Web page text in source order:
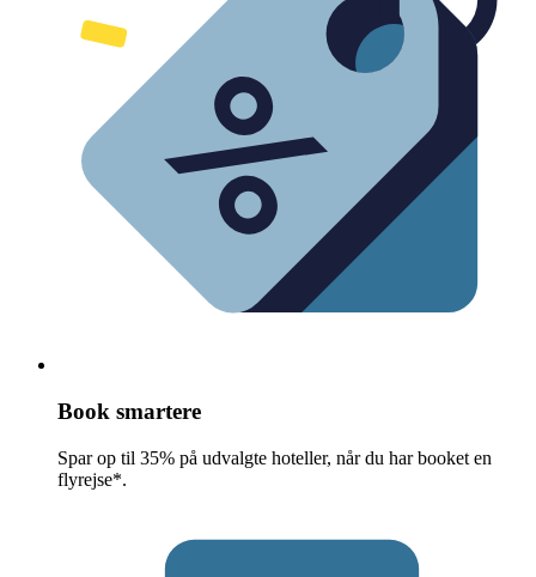
Book smartere
Spar op til 35% på udvalgte hoteller, når du har booket en
flyrejse*.